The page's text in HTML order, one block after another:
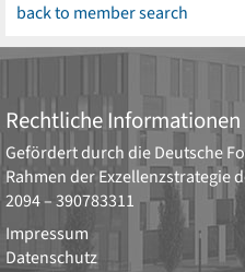
back to member search
Rechtliche Informationen
Gefördert durch dieDeutsche
Rahmen der Exzellenzstrategie
2094 – 390783311
Impressum
Datenschutz